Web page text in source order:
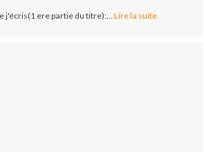
j'écris(1 ere partie du titre):... Lire la suite